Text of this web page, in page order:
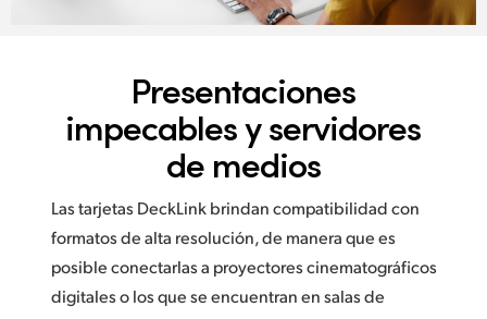
Presentaciones
impecables y servidores
de medios
Las tarjetas DeckLink brindan compatibilidad con
formatos de alta resolución, de manera que es
posible conectarlas a proyectores cinematográficos
digitales o los que se encuentran en salas de